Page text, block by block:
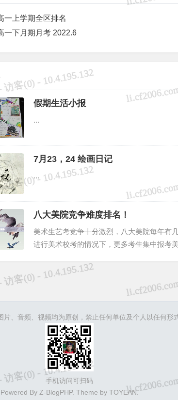
一上学期全区排名
一下月期月考 2022.6
假期生活小报
...
7月23，24 绘画日记
...
八大美院竞争难度排名！
美术生艺考竞争十分激烈，八大美院每年有
进行美术校考的情况下，更多考生集中报考
、音频、视频均为原创，禁止任何单位及个人以任何形
手机访问可扫码
Powered By Z-BlogPHP. Theme by TOYEAN.